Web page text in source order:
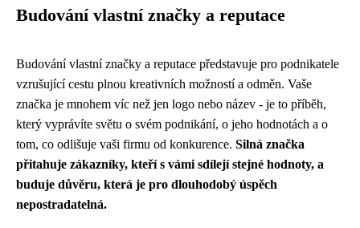
Budování vlastní značky a reputace
Budování vlastní značky a reputace představuje pro podnikatele
vzrušující cestu plnou kreativních možností a odměn. Vaše
značka je mnohem víc než jen logo nebo název - je to příběh,
který vyprávíte světu o svém podnikání, o jeho hodnotách a o
tom, co odlišuje vaši firmu od konkurence. Silná značka
přitahuje zákazníky, kteří s vámi sdílejí stejné hodnoty, a
buduje důvěru, která je pro dlouhodobý úspěch
nepostradatelná.